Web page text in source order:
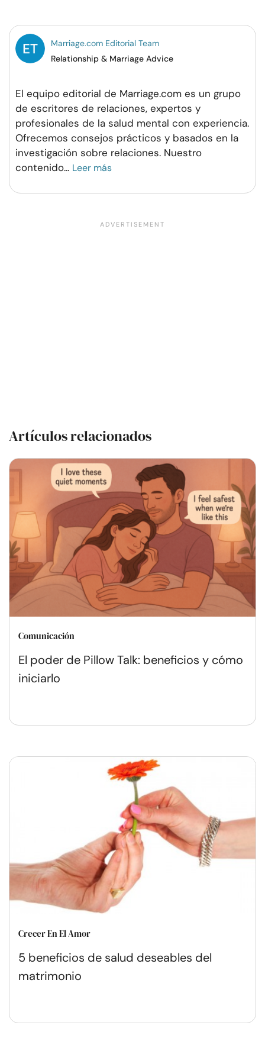
Marriage.com Editorial Team
Relationship & Marriage Advice
El equipo editorial de Marriage.com es un grupo
de escritores de relaciones, expertos y
profesionales de la salud mental con experiencia.
Ofrecemos consejos prácticos y basados en la
investigación sobre relaciones. Nuestro
contenido... Leer más
Artículos relacionados
Comunicación
El poder de Pillow Talk: beneficios y cómo
iniciarlo
Crecer En El Amor
5 beneficios de salud deseables del
matrimonio